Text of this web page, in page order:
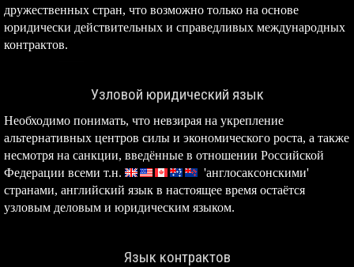
дружественных стран, что возможно только на основе
юридически действительных и справедливых международных
контрактов.
Узловой юридический язык
Необходимо понимать, что невзирая на укрепление
альтернативных центров силы и экономического роста, а также
несмотря на санкции, введённые в отношении Российской
Федерации всеми т.н.
'англосаксонскими'
странами, английский язык в настоящее время остаётся
узловым деловым и юридическим языком.
Язык контрактов